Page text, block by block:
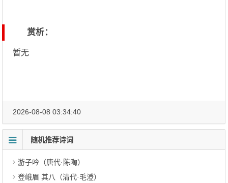
赏析：
暂无
2026-08-08 03:34:40
随机推荐诗词
游子吟（唐代·陈陶）
登峨眉 其八（清代·毛澄）